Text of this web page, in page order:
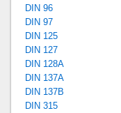
DIN 96
DIN 97
DIN 125
DIN 127
DIN 128A
DIN 137A
DIN 137B
DIN 315